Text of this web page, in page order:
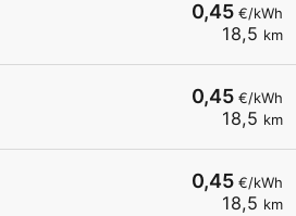
0,45 €/kWh
18,5 km
0,45 €/kWh
18,5 km
0,45 €/kWh
18,5 km